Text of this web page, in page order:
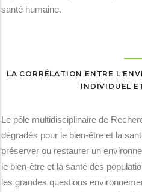
santé humaine.
LA CORRÉLATION ENTRE
INDIVIDUEL
Le pôle multidisciplinaire de
dégradés pour le bien-être et la
préserver ou restaurer un
le bien-être et la santé des
les grandes questions